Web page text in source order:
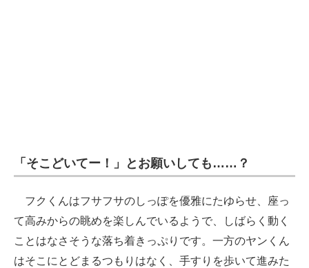
「そこどいてー！」とお願いしても……？
フクくんはフサフサのしっぽを優雅にたゆらせ、座っ
て高みからの眺めを楽しんでいるようで、しばらく動く
ことはなさそうな落ち着きっぷりです。一方のヤンくん
はそこにとどまるつもりはなく、手すりを歩いて進みた